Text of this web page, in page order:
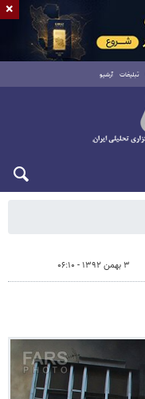
تبلیغات آرشیو
۳ بهمن ۱۳۹۲ - ۰۶:۱۰
×